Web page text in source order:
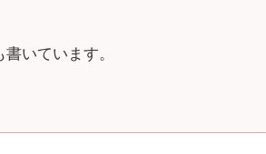
いています。